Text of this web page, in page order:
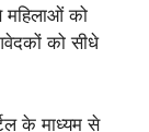
महिलाओं को
को सीधे
के माध्यम से